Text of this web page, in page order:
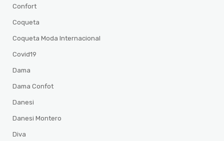
Confort
Coqueta
Coqueta Moda Internacional
Covid19
Dama
Dama Confot
Danesi
Danesi Montero
Diva